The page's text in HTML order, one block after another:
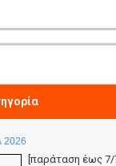
2026
[παράταση έως